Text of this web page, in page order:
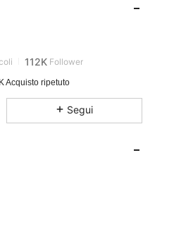
112K Follower
Acquisto ripetuto
Segui